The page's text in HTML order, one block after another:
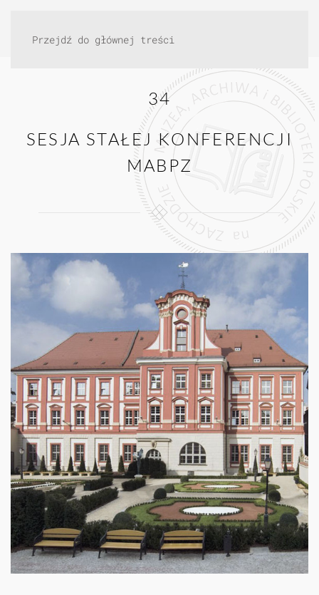
Przejdź do głównej treści
34
SESJA STAŁEJ KONFERENCJI
MABPZ